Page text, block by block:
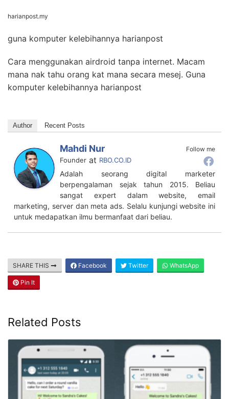
harianpost.my
Cara menggunakan airdroid tanpa internet. Macam
komputer kelebihannya harianpost
Author Recent Posts
Mahdi Nur
sangat expert dalam website, email
marketing, server dan meta ads. Selalu kunjungi website ini
untuk medapatkan ilmu bermanfaat dari beliau.
SHARE THIS Facebook
Pin It
Related Posts